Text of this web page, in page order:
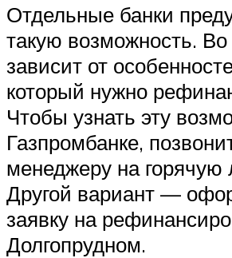
Отдельные банки
такую возможность.
зависит от
который нужно
Чтобы узнать эту
Газпромбанке,
менеджеру на горячую
Другой вариант —
заявку на
Долгопрудном.